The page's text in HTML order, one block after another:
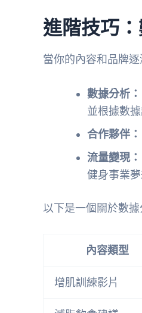
進階技巧
當你的內容和品牌
數據分析：
並根據數
合作夥伴：
流量變現：
健身事業夢
以下是一個關於數據
內容類型
增肌訓練影片